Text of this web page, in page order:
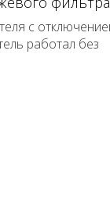
с
работал без